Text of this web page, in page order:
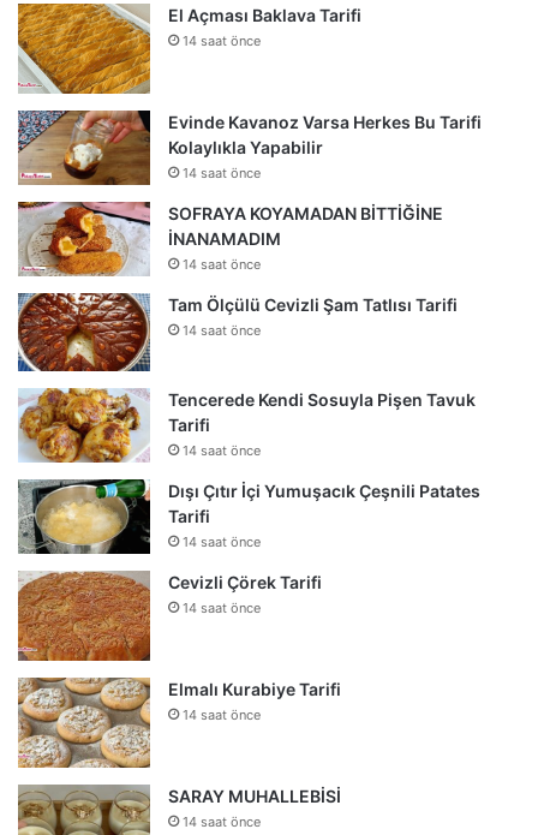
El Açması Baklava Tarifi
14 saat önce
Evinde Kavanoz Varsa Herkes Bu Tarifi
Kolaylıkla Yapabilir
14 saat önce
SOFRAYA KOYAMADAN BİTTİĞİNE
İNANAMADIM
14 saat önce
Tam Ölçülü Cevizli Şam Tatlısı Tarifi
14 saat önce
Tencerede Kendi Sosuyla Pişen Tavuk
Tarifi
14 saat önce
Dışı Çıtır İçi Yumuşacık Çeşnili Patates
Tarifi
14 saat önce
Cevizli Çörek Tarifi
14 saat önce
Elmalı Kurabiye Tarifi
14 saat önce
SARAY MUHALLEBİSİ
14 saat önce